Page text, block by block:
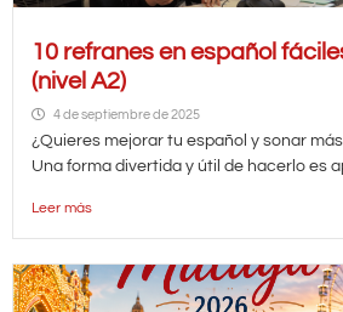
10 refranes en español
(nivel A2)
4 de septiembre de 2025
¿Quieres mejorar tu español y sonar
Una forma divertida y útil de hacerlo es
Leer más